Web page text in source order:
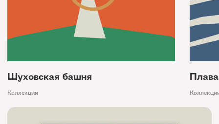
Шуховская башня
Коллекции